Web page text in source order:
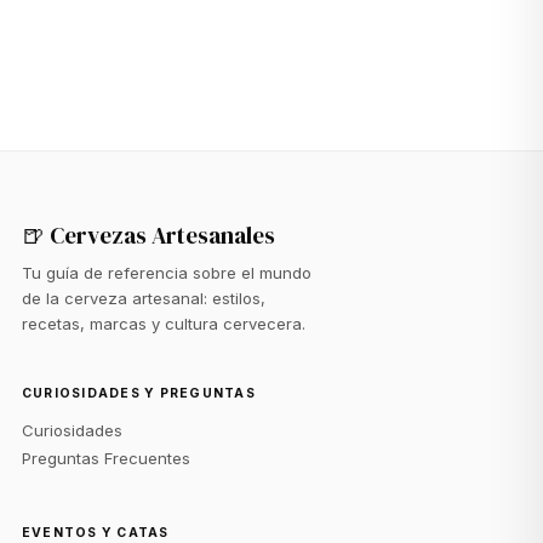
🍺 Cervezas Artesanales
Tu guía de referencia sobre el mundo
de la cerveza artesanal: estilos,
recetas, marcas y cultura cervecera.
CURIOSIDADES Y PREGUNTAS
Curiosidades
Preguntas Frecuentes
EVENTOS Y CATAS